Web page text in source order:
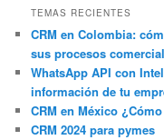
TEMAS RECIENTES
CRM en Colombia:
sus procesos
WhatsApp API con
información de tu
CRM en México
CRM 2024 para pymes